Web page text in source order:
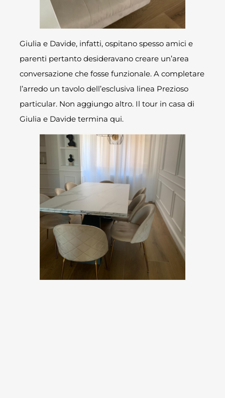
Giulia e Davide, infatti, ospitano spesso amici e
parenti pertanto desideravano creare un’area
conversazione che fosse funzionale. A completare
l’arredo un tavolo dell’esclusiva linea Prezioso
particular. Non aggiungo altro. Il tour in casa di
Giulia e Davide termina qui.